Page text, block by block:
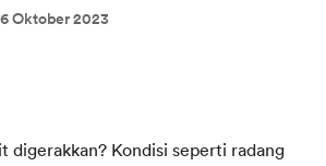
Oktober 2023
digerakkan? Kondisi seperti radang